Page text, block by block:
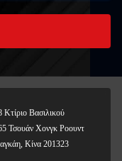
Βασιλικού
Τσουάν Χονγκ Ροουντ
Κίνα 201323